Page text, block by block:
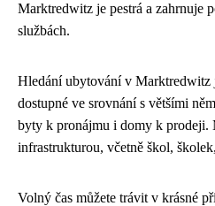
Marktredwitz je pestrá a zahrnuje
službách.
Hledání ubytování v Marktredwitz
dostupné ve srovnání s většími
byty k pronájmu i domy k prodeji.
infrastrukturou, včetně škol,
Volný čas můžete trávit v krásné